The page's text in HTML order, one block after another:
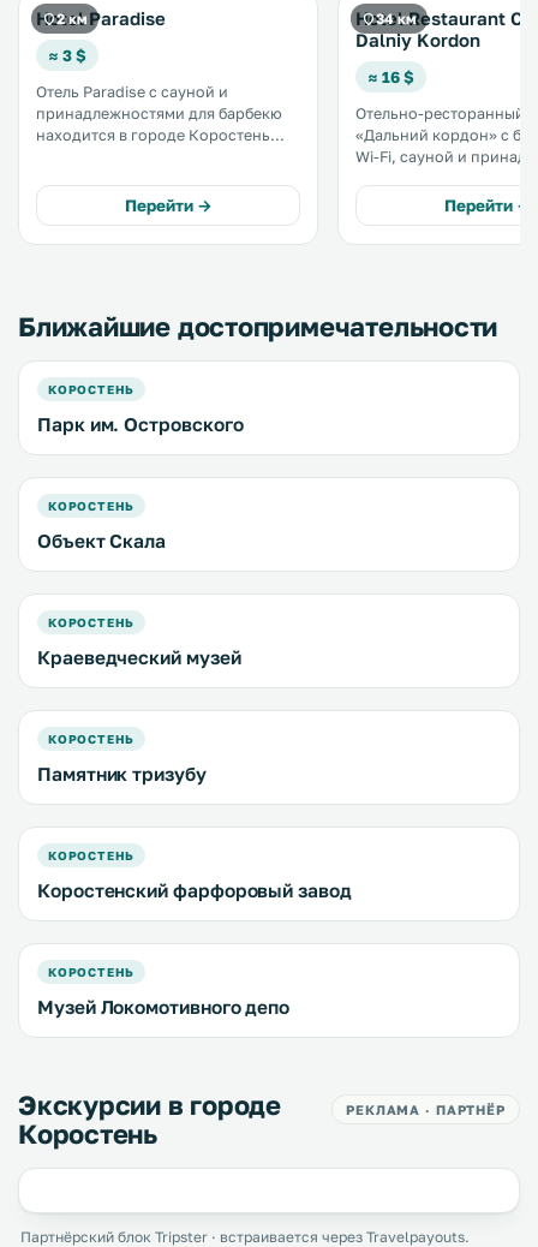
2 км
Hotel Paradise
≈ 3 $
Отель Paradise с сауной и
принадлежностями для барбекю
находится в городе Коростень
территории обустроена
бесплатная частная парковка. .
Перейти →
34 км
Hotel Restaurant
Dalniy Kordon
≈ 16 $
Отельно-ресторанный
«Дальний кордон» с
Wi-Fi, сауной и
поселке Мощаница. Возможно
размещение с
животными. На территории есть
Перейти →
Ближайшие достопримечательности
КОРОСТЕНЬ
Парк им. Островского
КОРОСТЕНЬ
Объект Скала
КОРОСТЕНЬ
Краеведческий музей
КОРОСТЕНЬ
Памятник тризубу
КОРОСТЕНЬ
Коростенский фарфоровый завод
КОРОСТЕНЬ
Музей Локомотивного депо
Экскурсии в городе
Коростень
РЕКЛАМА · ПАРТНЁР
Партнёрский блок Tripster · встраивается через Travelpayouts.